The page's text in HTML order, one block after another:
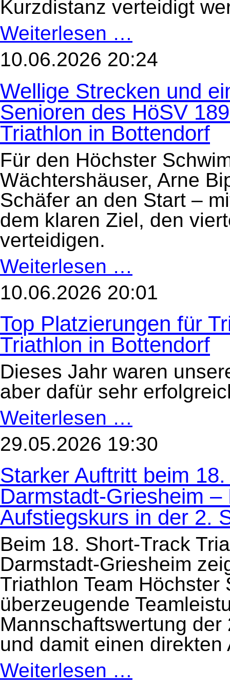
Kurzdistanz verteidigt
Weiterlesen … der
2.
Seniorenliga
des
Fill-
Triathlon
Taunusstein
am
13.
Juni
10.06.2026 20:24
Wellige Strecken und
Senioren des HöSV
Triathlon in Bottendorf
Für den Höchster
Wächtershäuser, Arne
Schäfer an den Start –
dem klaren Ziel, den
verteidigen.
Weiterlesen … und
ein
Aufstiegsplatz
–
des
HöSV
1893
e.V.
beim
17.
Burgwald-
Triathlon
in
Bottendorf
10.06.2026 20:01
Top Platzierungen für
Triathlon in Bottendorf
Dieses Jahr waren
aber dafür sehr
Weiterlesen … für
TriKids
beim
Burgwald-
in
Bottendorf
29.05.2026 19:30
Starker Auftritt beim
Darmstadt-Griesheim
Aufstiegskurs in der 2.
Beim 18. Short-Track
Darmstadt-Griesheim
Triathlon Team
überzeugende
Mannschaftswertung
und damit einen direkten
Weiterlesen … beim